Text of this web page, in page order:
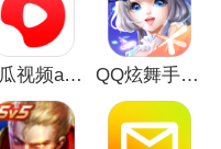
西瓜视频app安卓版 QQ炫舞手游破解版